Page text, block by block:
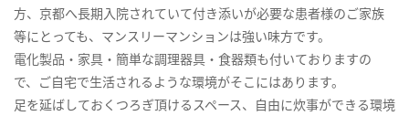
方、京都へ長期入院されていて付き添いが必要な患者様のご家族
等にとっても、マンスリーマンションは強い味方です。
電化製品・家具・簡単な調理器具・食器類も付いておりますの
で、ご自宅で生活されるような環境がそこにはあります。
足を延ばしておくつろぎ頂けるスペース、自由に炊事ができる環境